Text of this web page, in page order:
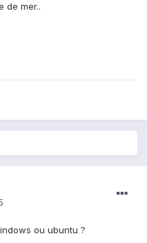
de mer..
ou ubuntu ?